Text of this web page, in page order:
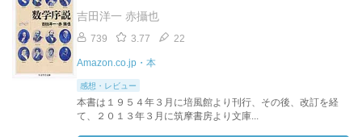
吉田洋一 赤攝也
739 3.77 22
Amazon.co.jp・本
感想・レビュー
本書は１９５４年３月に培風館より刊行、その後、改訂を経
て、２０１３年３月に筑摩書房より文庫...